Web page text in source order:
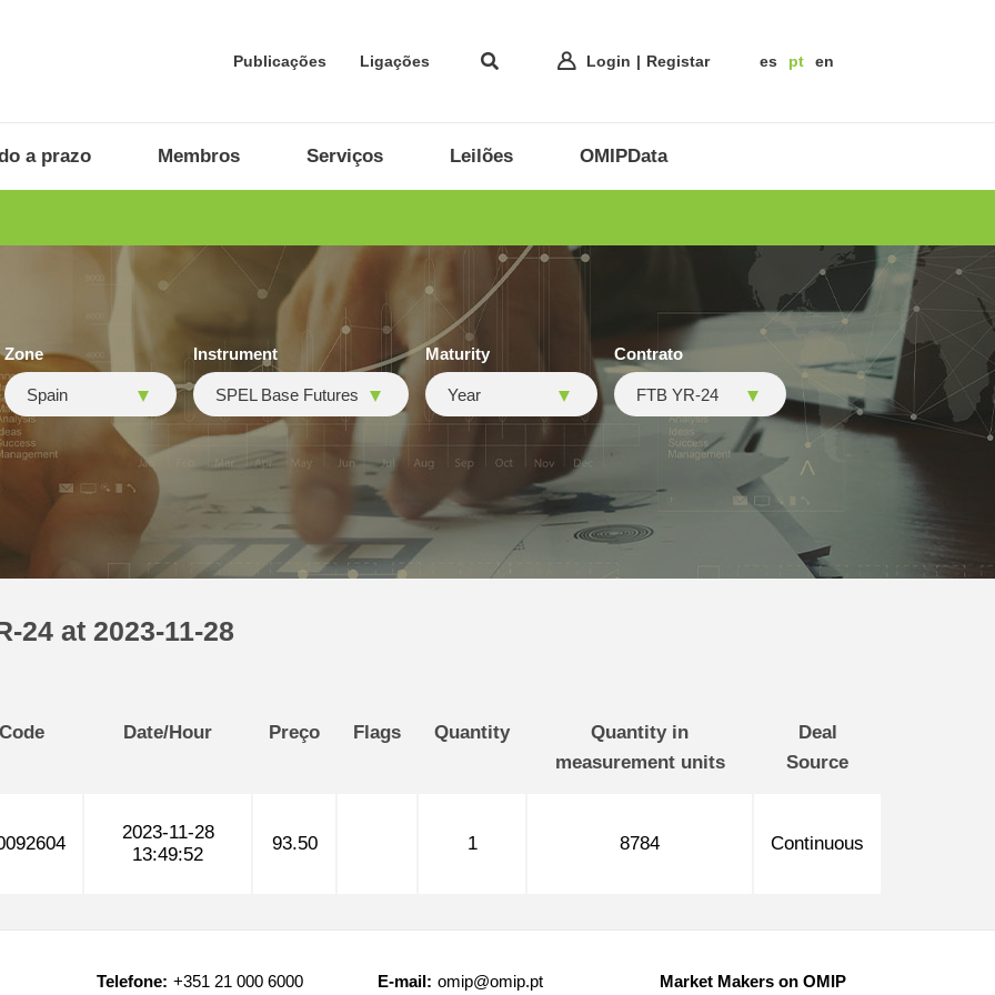
Publicações Ligações Login Registar es pt en
a prazo Membros Serviços Leilões OMIPData
Zone
Spain
Instrument
SPEL Base Futures
Maturity
Year
Contrato
FTB YR-24
24 at 2023-11-28
Date/Hour Preço Flags Quantity
Quantity in
measurement units
Deal
Source
2023-11-28
13:49:52
93.50 1 8784 Continuous
Telefone: +351 21 000 6000 E-mail: omip@omip.pt Market Makers on OMIP